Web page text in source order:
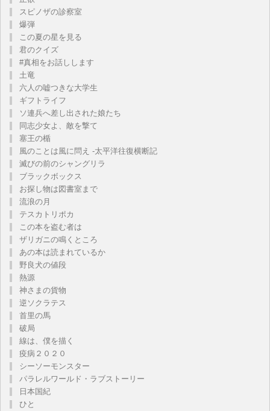
スピノザの診察室
爆弾
この夏の星を見る
君のクイズ
#真相をお話しします
土竜
六人の嘘つきな大学生
ギフトライフ
ソ連兵へ差し出された娘たち
同志少女よ、敵を撃て
塞王の楯
風のことは風に問え -太平洋往復横断記
滅びの前のシャングリラ
ブラックボックス
お探し物は図書室まで
流浪の月
テスカトリポカ
この本を盗む者は
ザリガニの鳴くところ
あの本は読まれているか
野良犬の値段
熱源
神さまの貨物
逆ソクラテス
首里の馬
破局
線は、僕を描く
疫病２０２０
シーソーモンスター
パラレルワールド・ラブストーリー
日本国紀
ひと